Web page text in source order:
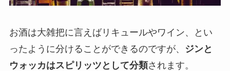
お酒は大雑把に言えばリキュールやワイン、とい
ったように分けることができるのですが、
ジンと
ウォッカはスピリッツとして分類されます。